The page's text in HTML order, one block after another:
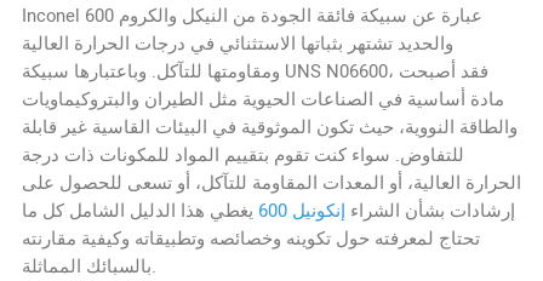
Inconel 600 عبارة عن سبيكة فائقة الجودة من النيكل والكروم
والحديد تشتهر بثباتها الاستثنائي في درجات الحرارة العالية
ومقاومتها للتآكل. وباعتبارها سبيكة UNS N06600، فقد أصبحت
مادة أساسية في الصناعات الحيوية مثل الطيران والبتروكيماويات
والطاقة النووية، حيث تكون الموثوقية في البيئات القاسية غير قابلة
للتفاوض. سواء كنت تقوم بتقييم المواد للمكونات ذات درجة
الحرارة العالية، أو المعدات المقاومة للتآكل، أو تسعى للحصول على
إرشادات بشأن الشراء إنكونيل 600
يغطي هذا الدليل الشامل كل ما
تحتاج لمعرفته حول تكوينه وخصائصه وتطبيقاته وكيفية مقارنته
بالسبائك المماثلة.